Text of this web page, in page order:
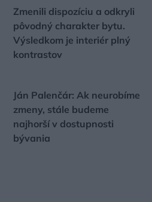
Zmenili dispozíciu a odkryli
pôvodný charakter bytu.
Výsledkom je interiér plný
kontrastov
Ján Palenčár: Ak neurobíme
zmeny, stále budeme
najhorší v dostupnosti
bývania